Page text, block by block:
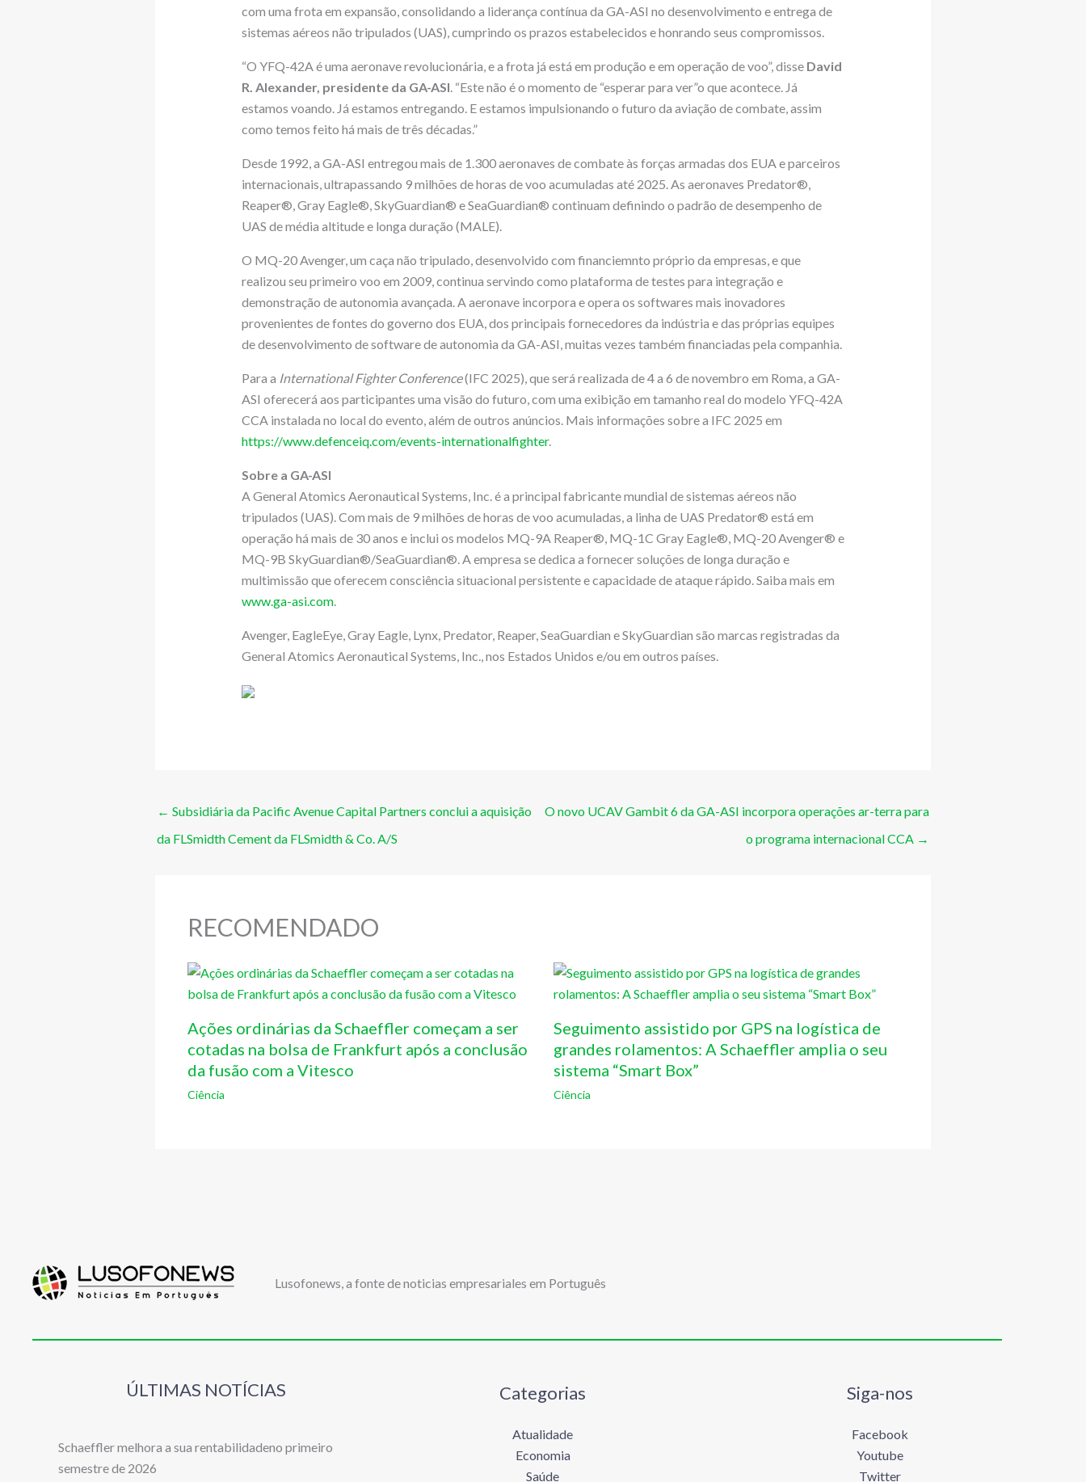
com uma frota em expansão, consolidando a liderança contínua da GA-ASI no desenvolvimento e entrega de
sistemas aéreos não tripulados (UAS), cumprindo os prazos estabelecidos e honrando seus compromissos.
“O YFQ-42A é uma aeronave revolucionária, e a frota já está em produção e em operação de voo”, disse David
R. Alexander, presidente da GA-ASI. “Este não é o momento de “esperar para ver”o que acontece. Já
estamos voando. Já estamos entregando. E estamos impulsionando o futuro da aviação de combate, assim
como temos feito há mais de três décadas.”
Desde 1992, a GA-ASI entregou mais de 1.300 aeronaves de combate às forças armadas dos EUA e parceiros
internacionais, ultrapassando 9 milhões de horas de voo acumuladas até 2025. As aeronaves Predator®,
Reaper®, Gray Eagle®, SkyGuardian® e SeaGuardian® continuam definindo o padrão de desempenho de
UAS de média altitude e longa duração (MALE).
O MQ-20 Avenger, um caça não tripulado, desenvolvido com financiemnto próprio da empresas, e que
realizou seu primeiro voo em 2009, continua servindo como plataforma de testes para integração e
demonstração de autonomia avançada. A aeronave incorpora e opera os softwares mais inovadores
provenientes de fontes do governo dos EUA, dos principais fornecedores da indústria e das próprias equipes
de desenvolvimento de software de autonomia da GA-ASI, muitas vezes também financiadas pela companhia.
Para a International Fighter Conference(IFC 2025), que será realizada de 4 a 6 de novembro em Roma, a GA-
ASI oferecerá aos participantes uma visão do futuro, com uma exibição em tamanho real do modelo YFQ-42A
CCA instalada no local do evento, além de outros anúncios. Mais informações sobre a IFC 2025 em
https://www.defenceiq.com/events-internationalfighter.
Sobre a GA-ASI
A General Atomics Aeronautical Systems, Inc. é a principal fabricante mundial de sistemas aéreos não
tripulados (UAS). Com mais de 9 milhões de horas de voo acumuladas, a linha de UAS Predator® está em
operação há mais de 30 anos e inclui os modelos MQ-9A Reaper®, MQ-1C Gray Eagle®, MQ-20 Avenger® e
MQ-9B SkyGuardian®/SeaGuardian®. A empresa se dedica a fornecer soluções de longa duração e
multimissão que oferecem consciência situacional persistente e capacidade de ataque rápido. Saiba mais em
www.ga-asi.com.
Avenger, EagleEye, Gray Eagle, Lynx, Predator, Reaper, SeaGuardian e SkyGuardian são marcas registradas da
General Atomics Aeronautical Systems, Inc., nos Estados Unidos e/ou em outros países.
← Subsidiária da Pacific Avenue Capital Partners conclui a aquisição
da FLSmidth Cement da FLSmidth & Co. A/S
O novo UCAV Gambit 6 da GA-ASI incorpora operações ar-terra para
o programa internacional CCA →
RECOMENDADO
Ações ordinárias da Schaeffler começam a ser
cotadas na bolsa de Frankfurt após a conclusão
da fusão com a Vitesco
Ciência
Seguimento assistido por GPS na logística de
grandes rolamentos: A Schaeffler amplia o seu
sistema “Smart Box”
Ciência
Lusofonews, a fonte de noticias empresariales em Português
ÚLTIMAS NOTÍCIAS
Schaeffler melhora a sua rentabilidadeno primeiro
semestre de 2026
Categorias
Atualidade
Economia
Saúde
Siga-nos
Facebook
Youtube
Twitter